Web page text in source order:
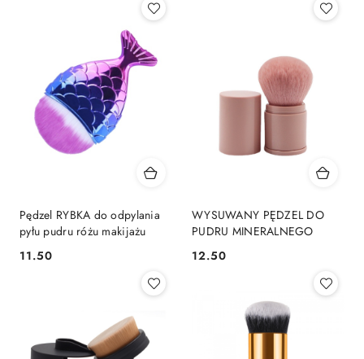
Pędzel RYBKA do odpylania
pyłu pudru różu makijażu
Cena:
11.50
WYSUWANY PĘDZEL DO
PUDRU MINERALNEGO
Cena:
12.50